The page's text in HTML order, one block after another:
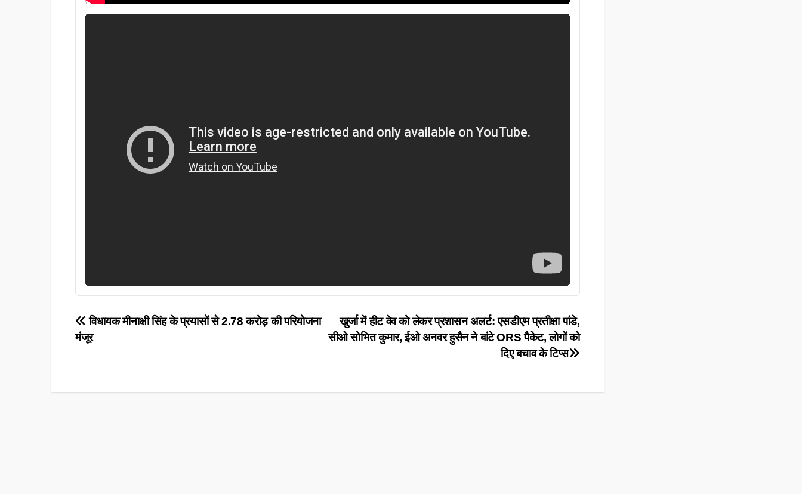
Post
navigation
खुर्जा में हीट वेव को लेकर प्रशासन अलर्ट: एसडीएम प्रतीक्षा पांडे,
सीओ सोभित कुमार, ईओ अनवर हुसैन ने बांटे ORS पैकेट, लोगों को
दिए बचाव के टिप्स
विधायक मीनाक्षी सिंह के प्रयासों से 2.78 करोड़ की परियोजना
मंजूर